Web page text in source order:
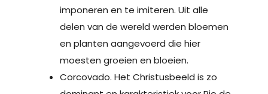
imponeren en te imiteren. Uit alle
delen van de wereld werden bloemen
en planten aangevoerd die hier
moesten groeien en bloeien.
Corcovado. Het Christusbeeld is zo